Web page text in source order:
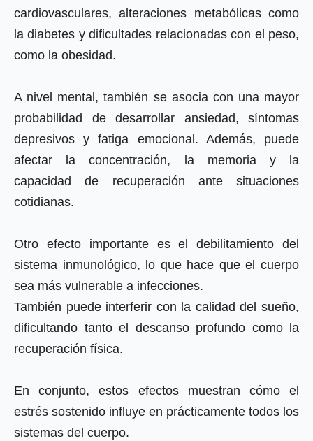
cardiovasculares, alteraciones metabólicas como
la diabetes y dificultades relacionadas con el peso,
como la obesidad.
A nivel mental, también se asocia con una mayor
probabilidad de desarrollar ansiedad, síntomas
depresivos y fatiga emocional. Además, puede
afectar la concentración, la memoria y la
capacidad de recuperación ante situaciones
cotidianas.
Otro efecto importante es el debilitamiento del
sistema inmunológico, lo que hace que el cuerpo
sea más vulnerable a infecciones.
También puede interferir con la calidad del sueño,
dificultando tanto el descanso profundo como la
recuperación física.
En conjunto, estos efectos muestran cómo el
estrés sostenido influye en prácticamente todos los
sistemas del cuerpo.